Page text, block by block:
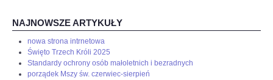
NAJNOWSZE ARTYKUŁY
nowa strona intrnetowa
Święto Trzech Króli 2025
Standardy ochrony osób małoletnich i bezradnych
porządek Mszy św. czerwiec-sierpień